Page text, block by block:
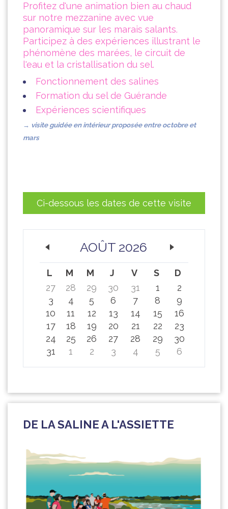
Profitez d'une animation bien au chaud
sur notre mezzanine avec vue
panoramique sur les marais salants.
Participez à des expériences illustrant le
phénomène des marées, le circuit de
l'eau et la cristallisation du sel.
Fonctionnement des salines
Formation du sel de Guérande
Expériences scientifiques
→ visite guidée en intérieur proposée entre octobre et
mars
Ci-dessous les dates de cette visite
AOÛT 2026
L M M J V S
D
27
28 29 30 31 1
2
3
4 5 6 7 8
9
10
11 12 13 14 15
16
17
18 19 20 21 22
23
24
25 26 27 28 29
30
31
1 2 3 4 5 6
DE LA SALINE A L'ASSIETTE